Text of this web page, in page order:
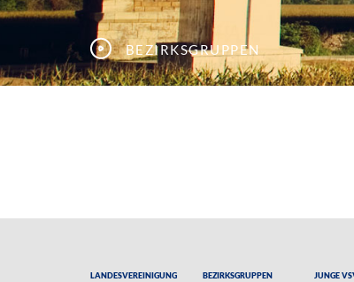
Bezirksgruppen
Landesvereinigung Bezirksgruppen Junge